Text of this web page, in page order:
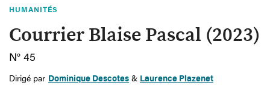
HUMANITÉS
Courrier Blaise Pascal (2023)
N° 45
Dirigé par Dominique Descotes & Laurence Plazenet